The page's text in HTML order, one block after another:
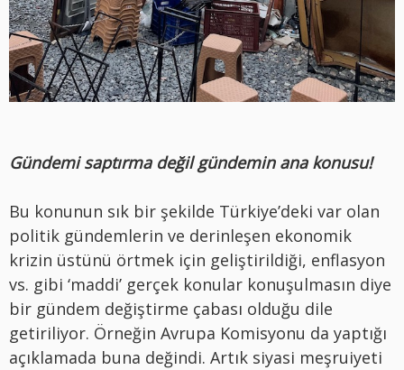
Gündemi saptırma değil gündemin ana konusu!
Bu konunun sık bir şekilde Türkiye’deki var olan
politik gündemlerin ve derinleşen ekonomik
krizin üstünü örtmek için geliştirildiği, enflasyon
vs. gibi ‘maddi’ gerçek konular konuşulmasın diye
bir gündem değiştirme çabası olduğu dile
getiriliyor. Örneğin Avrupa Komisyonu da yaptığı
açıklamada buna değindi. Artık siyasi meşruiyeti